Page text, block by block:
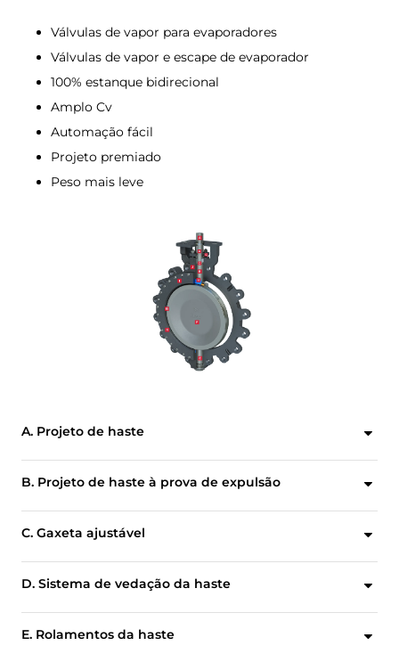
Válvulas de vapor para evaporadores
Válvulas de vapor e escape de evaporador
100% estanque bidirecional
Amplo Cv
Automação fácil
Projeto premiado
Peso mais leve
A. Projeto de haste
B. Projeto de haste à prova de expulsão
C. Gaxeta ajustável
D. Sistema de vedação da haste
E. Rolamentos da haste